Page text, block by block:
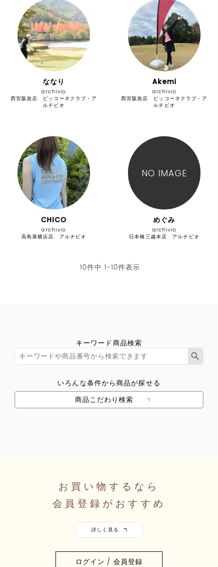
ななり
archivio
西宮阪急店 ピッコーネクラブ・ア
ルチビオ
Akemi
archivio
西宮阪急店 ピッコーネクラブ・ア
ルチビオ
CHICO
archivio
高島屋横浜店 アルチビオ
NO IMAGE
めぐみ
archivio
日本橋三越本店 アルチビオ
10件中 1-10件表示
キーワード商品検索
いろんな条件から商品が探せる
商品こだわり検索
お買い物するなら
会員登録がおすすめ
ログイン / 会員登録